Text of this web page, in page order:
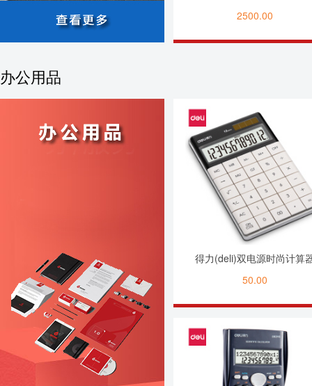
2500.00
办公用品
得力(deli)双电源时尚计算
50.00